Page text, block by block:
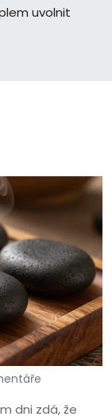
uvolnit
dni zdá, že